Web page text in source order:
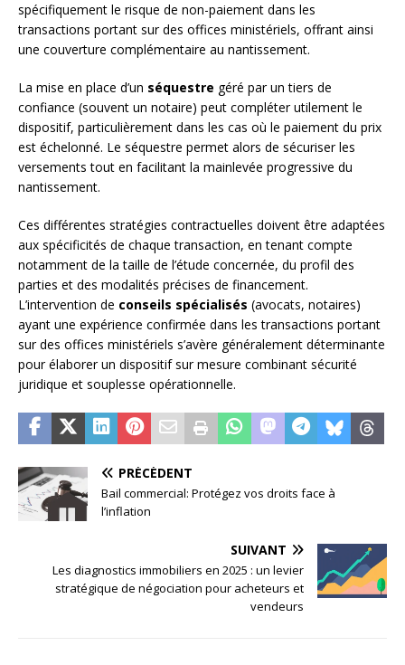
spécifiquement le risque de non-paiement dans les
transactions portant sur des offices ministériels, offrant ainsi
une couverture complémentaire au nantissement.
La mise en place d’un séquestre géré par un tiers de
confiance (souvent un notaire) peut compléter utilement le
dispositif, particulièrement dans les cas où le paiement du prix
est échelonné. Le séquestre permet alors de sécuriser les
versements tout en facilitant la mainlevée progressive du
nantissement.
Ces différentes stratégies contractuelles doivent être adaptées
aux spécificités de chaque transaction, en tenant compte
notamment de la taille de l’étude concernée, du profil des
parties et des modalités précises de financement.
L’intervention de conseils spécialisés (avocats, notaires)
ayant une expérience confirmée dans les transactions portant
sur des offices ministériels s’avère généralement déterminante
pour élaborer un dispositif sur mesure combinant sécurité
juridique et souplesse opérationnelle.
PRÉCÉDENT
Bail commercial: Protégez vos droits face à
l’inflation
SUIVANT
Les diagnostics immobiliers en 2025 : un levier
stratégique de négociation pour acheteurs et
vendeurs